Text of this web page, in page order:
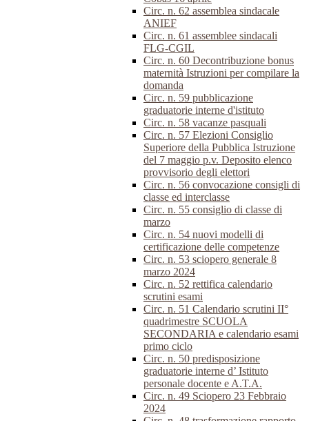
Circ. n. 62 assemblea sindacale
ANIEF
Circ. n. 61 assemblee sindacali
FLG-CGIL
Circ. n. 60 Decontribuzione bonus
maternità Istruzioni per compilare la
domanda
Circ. n. 59 pubblicazione
graduatorie interne d'istituto
Circ. n. 58 vacanze pasquali
Circ. n. 57 Elezioni Consiglio
Superiore della Pubblica Istruzione
del 7 maggio p.v. Deposito elenco
provvisorio degli elettori
Circ. n. 56 convocazione consigli di
classe ed interclasse
Circ. n. 55 consiglio di classe di
marzo
Circ. n. 54 nuovi modelli di
certificazione delle competenze
Circ. n. 53 sciopero generale 8
marzo 2024
Circ. n. 52 rettifica calendario
scrutini esami
Circ. n. 51 Calendario scrutini II°
quadrimestre SCUOLA
SECONDARIA e calendario esami
primo ciclo
Circ. n. 50 predisposizione
graduatorie interne d’ Istituto
personale docente e A.T.A.
Circ. n. 49 Sciopero 23 Febbraio
2024